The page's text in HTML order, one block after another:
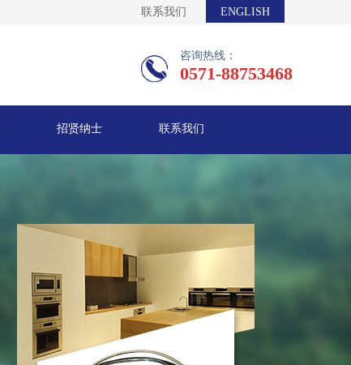
联系我们 ENGLISH
咨询热线：
0571-88753468
招贤纳士 联系我们